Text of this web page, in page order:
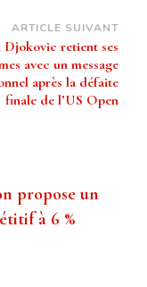
ARTICLE SUIVANT
Djokovic retient ses
avec un message
après la défaite
finale de l’US Open
propose un
à 6 %